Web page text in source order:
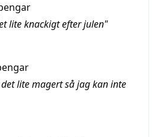
lite knackigt efter julen"
lite magert så jag kan inte